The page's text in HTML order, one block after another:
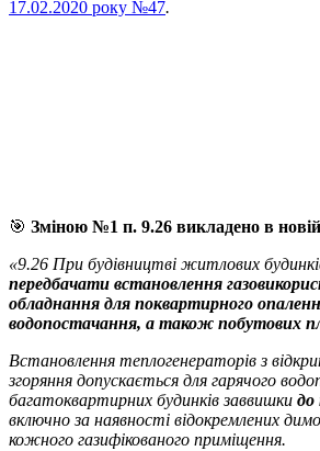
17.02.2020 року №47.
🎯 Зміною №1 п. 9.26 викладено в новій
«9.26 При будівництві житлових
передбачати встановлення
обладнання для поквартирного
водопостачання, а також побутових
Встановлення теплогенераторів з
згоряння допускається для гарячого
багатоквартирних будинків заввишки до
включно за наявності відокремлених
кожного газифікованого приміщення.